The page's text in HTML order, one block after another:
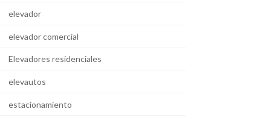
elevador
elevador comercial
Elevadores residenciales
elevautos
estacionamiento